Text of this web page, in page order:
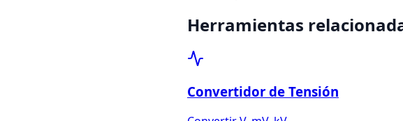
Herramientas
Convertidor de Tensión